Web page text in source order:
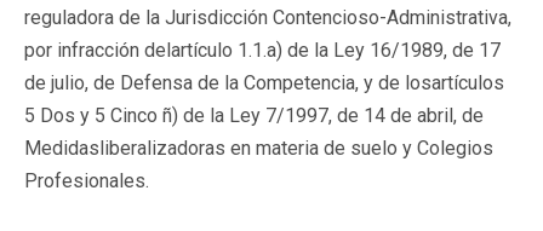
reguladora de la Jurisdicción Contencioso-Administrativa,
por infracción delartículo 1.1.a) de la Ley 16/1989, de 17
de julio, de Defensa de la Competencia, y de losartículos
5 Dos y 5 Cinco ñ) de la Ley 7/1997, de 14 de abril, de
Medidasliberalizadoras en materia de suelo y Colegios
Profesionales.